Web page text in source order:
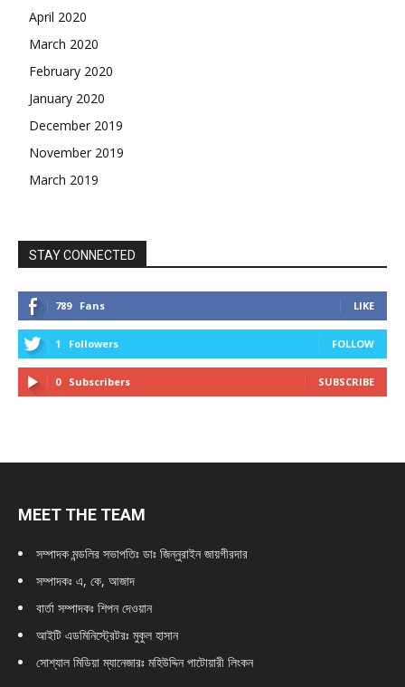
April 2020
March 2020
February 2020
January 2020
December 2019
November 2019
March 2019
STAY CONNECTED
789 Fans LIKE
1 Followers FOLLOW
0 Subscribers SUBSCRIBE
MEET THE TEAM
সম্পাদক মন্ডলির সভাপতিঃ ডাঃ জিন্নুরাইন জায়গীরদার
সম্পাদকঃ এ, কে, আজাদ
বার্তা সম্পাদকঃ শিপন দেওয়ান
আইটি এডমিনিস্ট্রেটরঃ মুকুল হাসান
সোশ্যাল মিডিয়া ম্যানেজারঃ মহিউদ্দিন পাটোয়ারী লিংকন